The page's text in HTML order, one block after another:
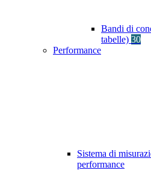
Bandi di
tabelle) 30
Performance
Sistema di
performance